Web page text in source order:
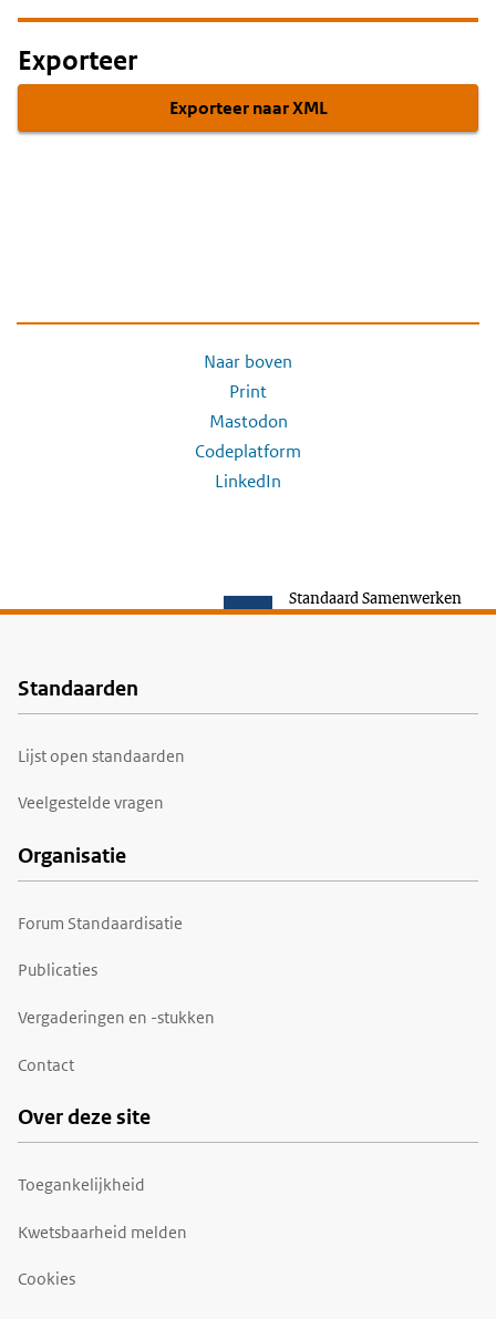
Exporteer
Exporteer naar XML
Naar boven
Print
Mastodon
Codeplatform
LinkedIn
Standaard Samenwerken
Voet
Standaarden
Lijst open standaarden
Veelgestelde vragen
Organisatie
Forum Standaardisatie
Publicaties
Vergaderingen en -stukken
Contact
Over deze site
Toegankelijkheid
Kwetsbaarheid melden
Cookies